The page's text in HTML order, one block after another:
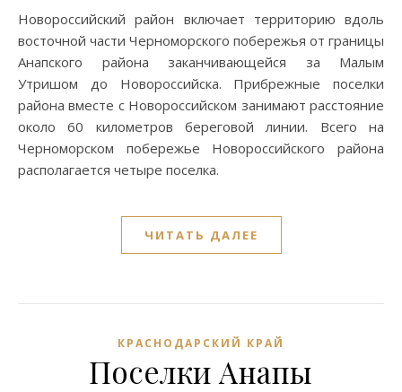
Новороссийский район включает территорию вдоль
восточной части Черноморского побережья от границы
Анапского района заканчивающейся за Малым
Утришом до Новороссийска. Прибрежные поселки
района вместе с Новороссийском занимают расстояние
около 60 километров береговой линии. Всего на
Черноморском побережье Новороссийского района
располагается четыре поселка.
ЧИТАТЬ ДАЛЕЕ
КРАСНОДАРСКИЙ КРАЙ
Поселки Анапы